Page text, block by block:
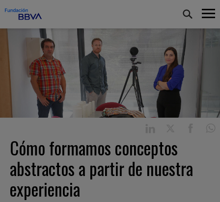
Cómo formamos conceptos
abstractos a partir de nuestra
experiencia